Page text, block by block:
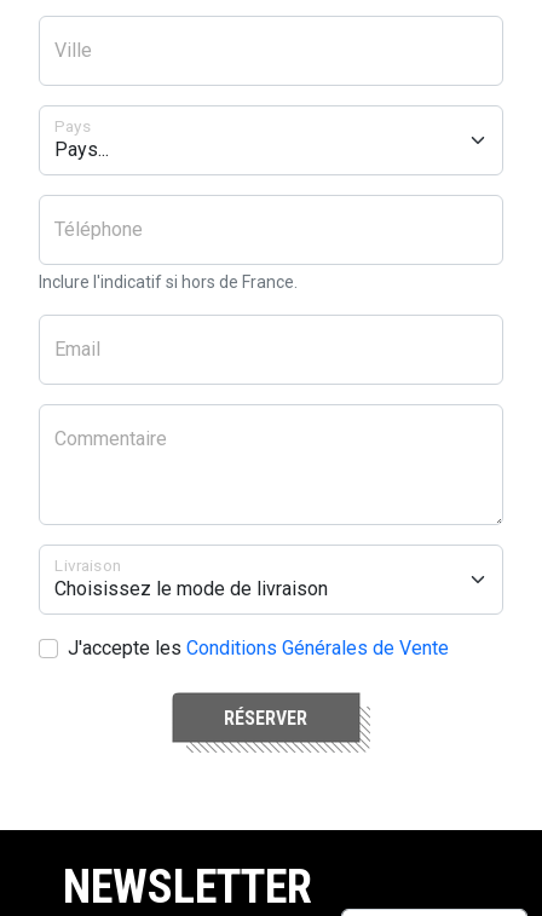
Ville
Pays
Téléphone
Inclure l'indicatif si hors de France.
Email
Commentaire
Livraison
J'accepte les Conditions Générales de Vente
RÉSERVER
NEWSLETTER